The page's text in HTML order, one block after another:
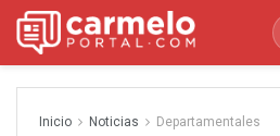
Inicio Noticias Departamentales